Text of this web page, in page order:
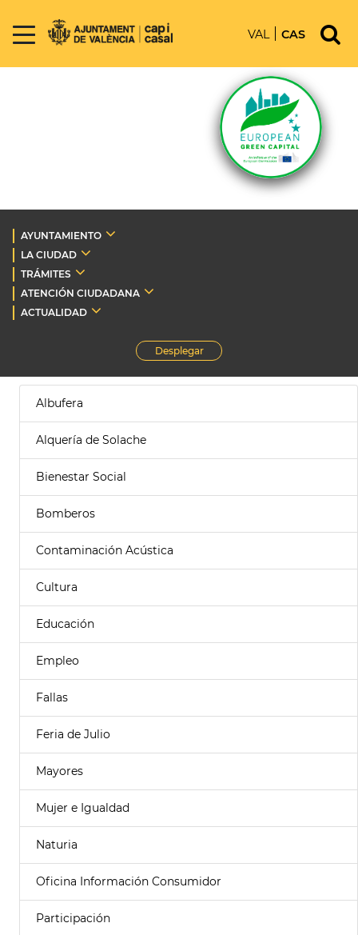
VAL CAS
AYUNTAMIENTO
LA CIUDAD
TRÁMITES
ATENCIÓN CIUDADANA
ACTUALIDAD
Desplegar
Albufera
Alquería de Solache
Bienestar Social
Bomberos
Contaminación Acústica
Cultura
Educación
Empleo
Fallas
Feria de Julio
Mayores
Mujer e Igualdad
Naturia
Oficina Información Consumidor
Participación